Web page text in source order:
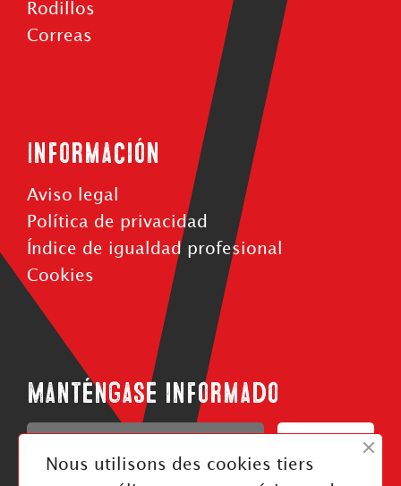
Rodillos
Correas
Información
Aviso legal
Política de privacidad
Índice de igualdad profesional
Cookies
Manténgase informado
J'ai pris connaissance de la politique de confidentialité
Nous utilisons des cookies tiers